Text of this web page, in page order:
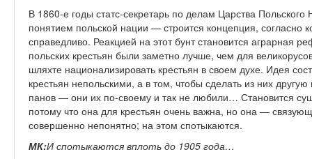
В 1860-е годы статс-секретарь по делам Царства
понятием польской нации — строится концепция, согласно
справедливо. Реакцией на этот бунт становится аграрная
польских крестьян были заметно лучше, чем для
шляхте национализировать крестьян в своем духе. Идея
крестьян непольскими, а в том, чтобы сделать из них
панов — они их по-своему и так не любили… Становится
потому что она для крестьян очень важна, но она —
совершенно непонятно; на этом спотыкаются.
МК:И спотыкаются вплоть до 1905 года…